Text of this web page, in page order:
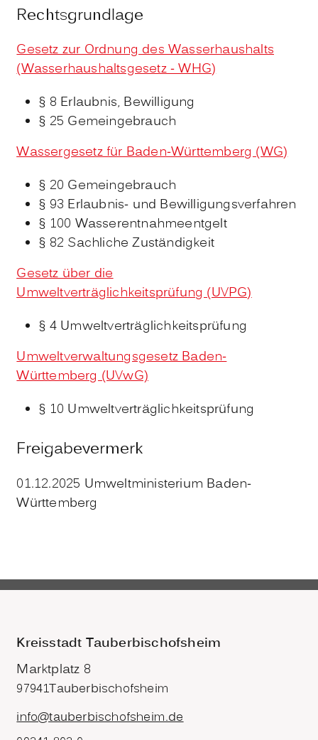
Rechtsgrundlage
Gesetz zur Ordnung des Wasserhaushalts
(Wasserhaushaltsgesetz - WHG)
§ 8 Erlaubnis, Bewilligung
§ 25 Gemeingebrauch
Wassergesetz für Baden-Württemberg (WG)
§ 20 Gemeingebrauch
§ 93 Erlaubnis- und Bewilligungsverfahren
§ 100 Wasserentnahmeentgelt
§ 82 Sachliche Zuständigkeit
Gesetz über die
Umweltverträglichkeitsprüfung (UVPG)
§ 4 Umweltverträglichkeitsprüfung
Umweltverwaltungsgesetz Baden-
Württemberg (UVwG)
§ 10 Umweltverträglichkeitsprüfung
Freigabevermerk
01.12.2025 Umweltministerium Baden-
Württemberg
Kreisstadt Tauberbischofsheim
Marktplatz 8
97941Tauberbischofsheim
info@tauberbischofsheim.de